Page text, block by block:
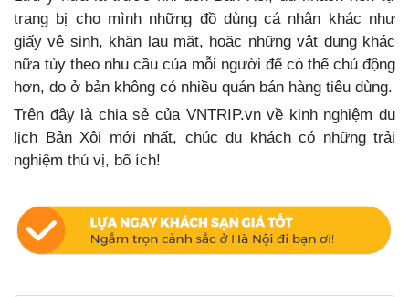
trang bị cho mình những đồ dùng cá nhân khác như
giấy vệ sinh, khăn lau mặt, hoặc những vật dụng khác
nữa tùy theo nhu cầu của mỗi người để có thể chủ động
hơn, do ở bản không có nhiều quán bán hàng tiêu dùng.
Trên đây là chia sẻ của VNTRIP.vn về kinh nghiệm du
lịch Bản Xôi mới nhất, chúc du khách có những trải
nghiệm thú vị, bổ ích!